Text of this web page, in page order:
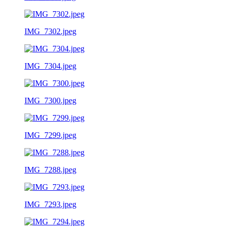
IMG_7302.jpeg
IMG_7304.jpeg
IMG_7300.jpeg
IMG_7299.jpeg
IMG_7288.jpeg
IMG_7293.jpeg